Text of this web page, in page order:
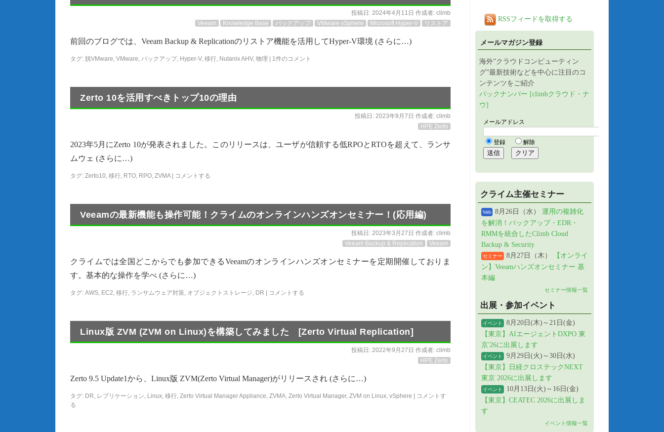
投稿日: 2024年4月11日 作成者: climb
Veeam
Knowledge Base バックアップ VMware vSphere Microsoft Hyper-V リストア
前回のブログでは、Veeam Backup & Replicationのリストア機能を活用してHyper-V環境 (さらに…)
タグ: 脱VMware, VMware, バックアップ, Hyper-V, 移行, Nutanix AHV, 物理 | 1件のコメント
Zerto 10を活用すべきトップ10の理由
投稿日: 2023年9月7日 作成者: climb
HPE Zerto
2023年5月にZerto 10が発表されました。このリリースは、ユーザが信頼する低RPOとRTOを超えて、ランサ
ムウェ (さらに…)
タグ: Zerto10, 移行, RTO, RPO, ZVMA | コメントする
Veeamの最新機能も操作可能！クライムのオンラインハンズオンセミナー！(応用編)
投稿日: 2023年3月27日 作成者: climb
Veeam Backup & Replication
Veeam
クライムでは全国どこからでも参加できるVeeamのオンラインハンズオンセミナーを定期開催しておりま
す。基本的な操作を学べ (さらに…)
タグ: AWS, EC2, 移行, ランサムウェア対策, オブジェクトストレージ, DR | コメントする
Linux版 ZVM (ZVM on Linux)を構築してみました [Zerto Virtual Replication]
投稿日: 2022年9月27日 作成者: climb
HPE Zerto
Zerto 9.5 Update1から、Linux版 ZVM(Zerto Virtual Manager)がリリースされ (さらに…)
タグ: DR, レプリケーション, Linux, 移行, Zerto Virtual Manager Appliance, ZVMA, Zerto Virtual Manager, ZVM on Linux, vSphere | コメントす
る
RSSフィードを取得する
メールマガジン登録
海外”クラウドコンピューティン
グ”最新技術などを中心に注目のコ
ンテンツをご紹介
バックナンバー [climbクラウド・ナ
ウ]
クライム主催セミナー
Web 8月26日（水） 運用の複雑化
を解消！バックアップ・EDR・
RMMを統合したClimb Cloud
Backup & Security
セミナー 8月27日（木）
【オンライ
ン】Veeamハンズオンセミナー 基
本編
セミナー情報一覧
出展・参加イベント
イベント
8月20日(木)～21日(金)
【東京】AIエージェントDXPO 東
京'26に出展します
イベント
9月29日(火)～30日(水)
【東京】日経クロステックNEXT
東京 2026に出展します
イベント
10月13日(火)～16日(金)
【東京】CEATEC 2026に出展しま
す
イベント情報一覧